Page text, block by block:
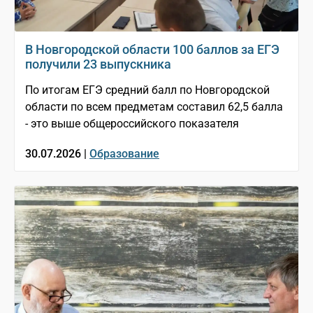
В Новгородской области 100 баллов за ЕГЭ
получили 23 выпускника
По итогам ЕГЭ средний балл по Новгородской
области по всем предметам составил 62,5 балла
- это выше общероссийского показателя
30.07.2026 | Образование